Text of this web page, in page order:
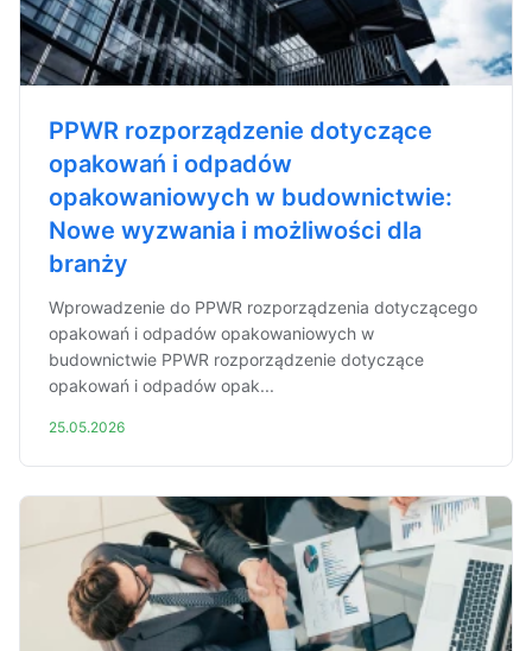
PPWR rozporządzenie dotyczące
opakowań i odpadów
opakowaniowych w budownictwie:
Nowe wyzwania i możliwości dla
branży
Wprowadzenie do PPWR rozporządzenia dotyczącego
opakowań i odpadów opakowaniowych w
budownictwie PPWR rozporządzenie dotyczące
opakowań i odpadów opak...
25.05.2026